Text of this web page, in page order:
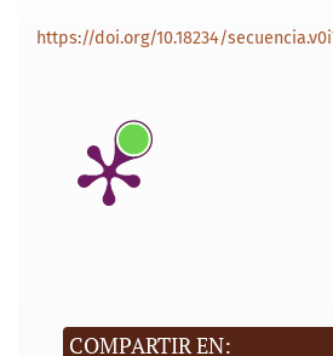
COMPARTIR EN:
https://doi.org/10.18234/